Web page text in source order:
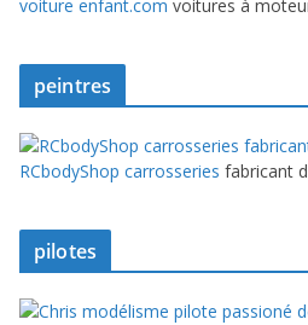
voiture enfant.com voitures à
peintres
RCbodyShop carrosseries fabricant
pilotes